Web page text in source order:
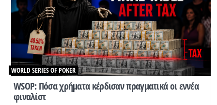
WSOP: Πόσα χρήματα κέρδισαν πραγματικά οι εννέα
φιναλίστ
WORLD SERIES OF POKER